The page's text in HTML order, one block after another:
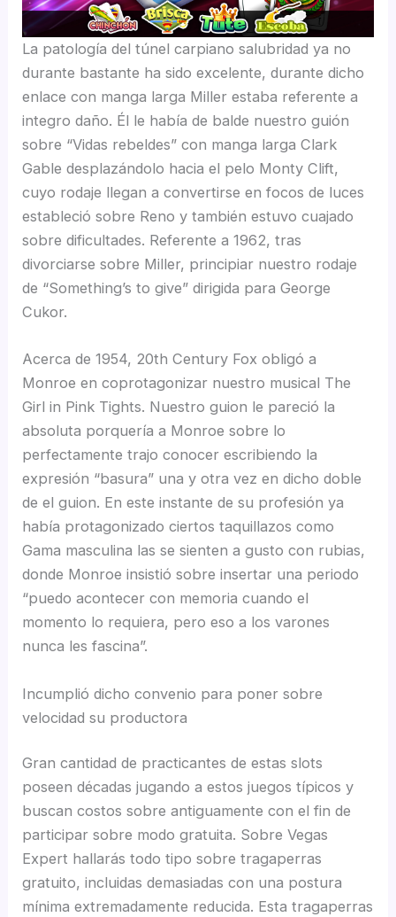
La patologí­a del túnel carpiano salubridad ya no
durante bastante ha sido excelente, durante dicho
enlace con manga larga Miller estaba referente a
integro daño. Él le había de balde nuestro guión
sobre “Vidas rebeldes” con manga larga Clark
Gable desplazándolo hacia el pelo Monty Clift,
cuyo rodaje llegan a convertirse en focos de luces
estableció sobre Reno y también estuvo cuajado
sobre dificultades. Referente a 1962, tras
divorciarse sobre Miller, principiar nuestro rodaje
de “Something’s to give” dirigida para George
Cukor.
Acerca de 1954, 20th Century Fox obligó a
Monroe en coprotagonizar nuestro musical The
Girl in Pink Tights. Nuestro guion le pareció la
absoluta porquería a Monroe sobre lo
perfectamente trajo conocer escribiendo la
expresión “basura” una y otra vez en dicho doble
de el guion. En este instante de su profesión ya
había protagonizado ciertos taquillazos como
Gama masculina las se sienten a gusto con rubias,
donde Monroe insistió sobre insertar una periodo
“puedo acontecer con memoria cuando el
momento lo requiera, pero eso a los varones
nunca les fascina”.
Incumplió dicho convenio para poner sobre
velocidad su productora
Gran cantidad de practicantes de estas slots
poseen décadas jugando a estos juegos típicos y
buscan costos sobre antiguamente con el fin de
participar sobre modo gratuita. Sobre Vegas
Expert hallarás todo tipo sobre tragaperras
gratuito, incluidas demasiadas con una postura
mínima extremadamente reducida. Esta tragaperras